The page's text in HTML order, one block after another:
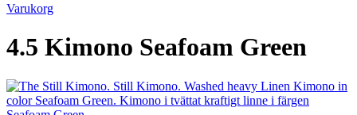
Varukorg
4.5 Kimono Seafoam Green